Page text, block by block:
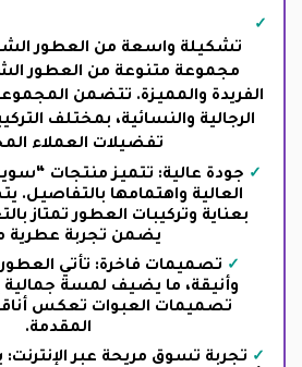
تشكيلة واسعة من العطور
مجموعة متنوعة من العطور
الفريدة والمميزة. تتضمن
الرجالية والنسائية، بمختلف
تفضيلات العملاء
جودة عالية: تتميز منتجات
العالية واهتمامها بالتفاصيل.
بعناية وتركيبات العطور تمتاز
يضمن تجربة عطرية
تصميمات فاخرة: تأتي
وأنيقة، ما يضيف لمسة جمالية
تصميمات العبوات تعكس
المقدمة.
تجربة تسوق مريحة عبر